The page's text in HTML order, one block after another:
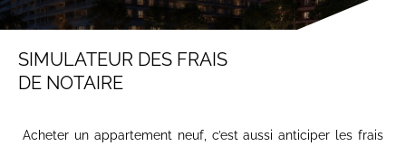
SIMULATEUR DES FRAIS
DE NOTAIRE
Acheter un appartement neuf, c’est aussi anticiper les frais